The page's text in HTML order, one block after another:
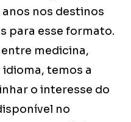
anos nos destinos
para esse formato.
medicina,
temos a
o interesse do
no